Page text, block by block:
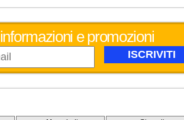
e promozioni
26
27 28 29 30 31